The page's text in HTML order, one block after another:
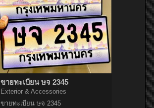
ขายทะเบียน ษจ 2345
Exterior & Accessories
ขายทะเบียน ษจ 2345